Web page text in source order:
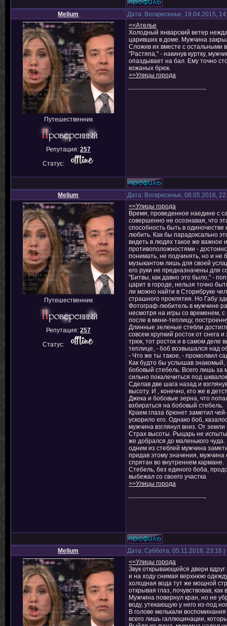
Melium Дата: Воскресенье, 19.04.2015,
Путешественник
Репутация: 257
Статус:
<<Ателье
Холодный январский ветер
царивших в доме. Мужчина
Сложив их вместе с остальными
"Растяпа," - накинув куртку,
опаздывает на бал. Ему точно
кожаных брюк.
>>Улицы города
Melium Дата: Воскресенье, 08.05.2016,
Путешественник
Репутация: 257
Статус:
<<Улицы города
Время, проведенное наедине с
совершенно не осознавая, что
способность быть в
любить. Как бы парадоксально
видеть в людях такое же важное
противоположностями -
понимать, не подчинять, но и не
музыкантом лишь для своей
его руки не предназначены для
"Битвы, как давно это было," -
царит в городе, нельзя точно
ли можно найти в Сторибруке
страшного проклятия. Но Габу
Фотограф-любитель в мужчине
несмотря на игры со временем,
после в мини-теплицу,
Длинные зеленые стебли
совсем хрупкий росток от снега
трюк, тот росток и в самом деле
теплице, - боб возвышался над
- Что же ты такое, - промолвил
Как будто бы услышав
бобовый стебель. Всего лишь за
сильно покалечиться под
Сделав две шага назад и
высоту. И , конечно, кто же в
Джека и бобовые зерна, что
взбираться на бобовый стебель.
Краем глаза брюнет заметил
ускорило его. Однако боб,
мужчина взглянул вниз. От
Страх высоты. Рыцарь не
же добрался до маленького
одним из стеблей мужчина
придав этому значения, мужчина
спрятан во внутреннем кармане.
Стебель, без единого боба,
выбежал со своего участка
>>Улицы города
Melium Дата: Суббота, 05.11.2016, 23:16
<<Улицы города
Звук открывающейся двери
и на ходу снимая верхнюю
холодная вода тут же мощной
открывая глаз, почувствовав,
Мужчина повернул кран, но не
воду, утекающую у него из-под
В голове мелькали
всего лишь галлюцинации,